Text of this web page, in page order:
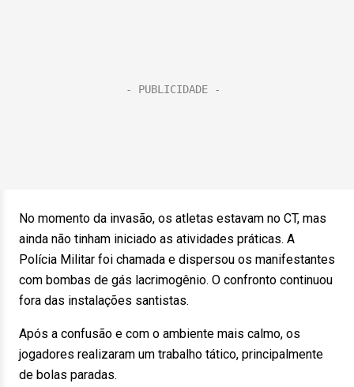
No momento da invasão, os atletas estavam no CT, mas
ainda não tinham iniciado as atividades práticas. A
Polícia Militar foi chamada e dispersou os manifestantes
com bombas de gás lacrimogênio. O confronto continuou
fora das instalações santistas.
Após a confusão e com o ambiente mais calmo, os
jogadores realizaram um trabalho tático, principalmente
de bolas paradas.